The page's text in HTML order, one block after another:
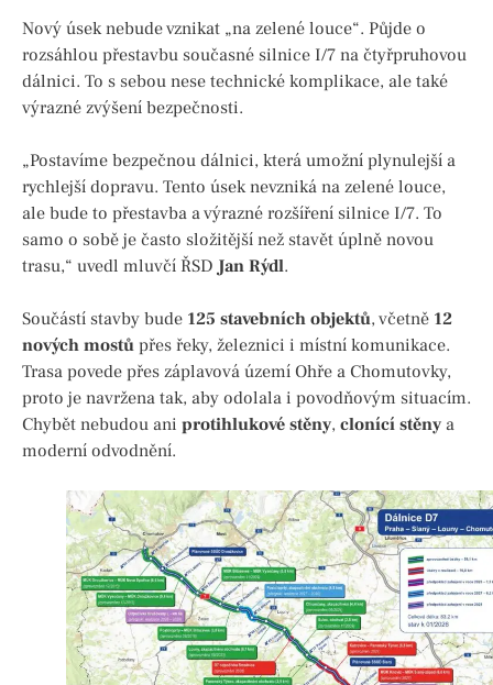
Nový úsek nebude vznikat „na zelené louce“. Půjde o
rozsáhlou přestavbu současné silnice I/7 na čtyřpruhovou
dálnici. To s sebou nese technické komplikace, ale také
výrazné zvýšení bezpečnosti.
„Postavíme bezpečnou dálnici, která umožní plynulejší a
rychlejší dopravu. Tento úsek nevzniká na zelené louce,
ale bude to přestavba a výrazné rozšíření silnice I/7. To
samo o sobě je často složitější než stavět úplně novou
trasu,“ uvedl mluvčí ŘSDJan Rýdl.
Součástí stavby bude 125 stavebních objektů, včetně 12
nových mostů přes řeky, železnici i místní komunikace.
Trasa povede přes záplavová území Ohře a Chomutovky,
proto je navržena tak, aby odolala i povodňovým situacím.
Chybět nebudou ani protihlukové stěny, clonící stěny a
moderní odvodnění.